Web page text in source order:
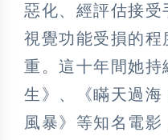
惡化、經評估接受
視覺功能受損的程
重。這十年間她持
生》、《瞞天過海
風暴》等知名電